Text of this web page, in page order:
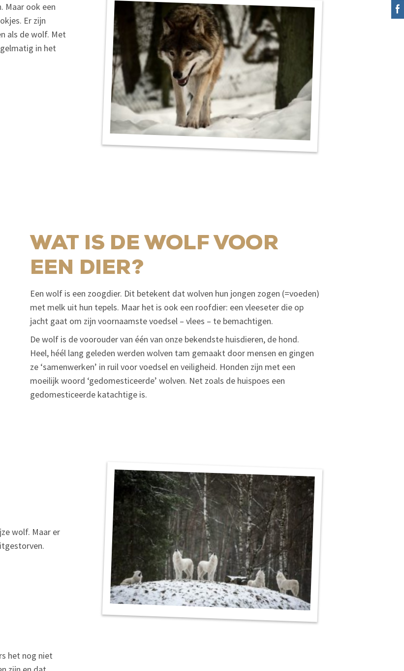
Maar ook een
Er zijn
als de wolf. Met
in het
WAT IS DE WOLF VOOR
EEN DIER?
Een wolf is een zoogdier. Dit betekent dat wolven hun jongen zogen (=voeden)
met melk uit hun tepels. Maar het is ook een roofdier: een vleeseter die op
jacht gaat om zijn voornaamste voedsel – vlees – te bemachtigen.
De wolf is de voorouder van één van onze bekendste huisdieren, de hond.
Heel, héél lang geleden werden wolven tam gemaakt door mensen en gingen
ze ‘samenwerken’ in ruil voor voedsel en veiligheid. Honden zijn met een
moeilijk woord ‘gedomesticeerde’ wolven. Net zoals de huispoes een
gedomesticeerde katachtige is.
wolf. Maar er
het nog niet